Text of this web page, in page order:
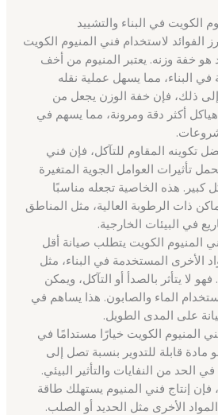
الكويت في البناء والتشييد
الفوائد لاستخدام فني المنيوم الكويت
هو خفة وزنه. يعتبر المنيوم من أخف
في البناء، مما يسهل عملية نقله
إلى ذلك، فإن خفة الوزن يجعل من
أكثر دقة ومرونة، مما يسهم في
تكوينه المقاوم للتآكل، فإن فني
تأثيرات العوامل الجوية المتغيرة
كبير. هذه الخاصية تجعله مناسبًا
ذات الرطوبة العالية، مثل المناطق
في البيئات الخارجية.
المنيوم الكويت يتطلب صيانة أقل
الأخرى المستخدمة في البناء، مثل
لا يتأثر بالصدأ أو التآكل، ويمكن
الماء والصابون. هذا يساهم في
على المدى الطويل.
المنيوم الكويت خيارًا مستدامًا في
مادة قابلة للتدوير بنسبة تصل إلى
في الحد من النفايات والتأثير البيئي.
فإن إنتاج فني المنيوم يستهلك طاقة
الأخرى مثل الحديد أو الصلب.